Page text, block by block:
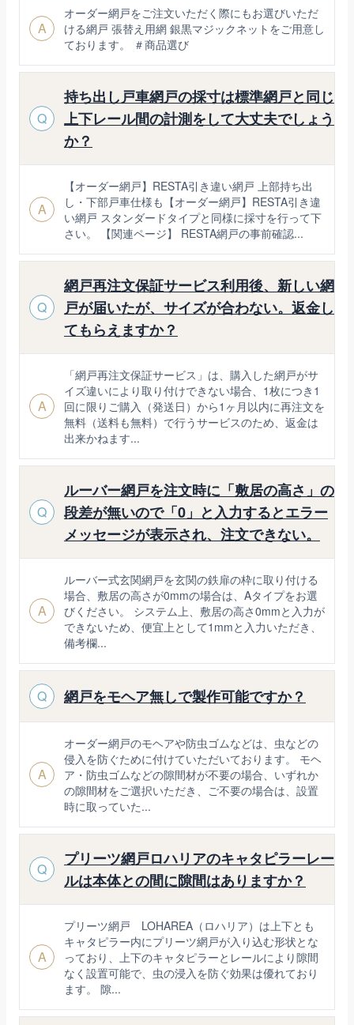
A
オーダー網戸をご注文いただく際にもお選びいただ
ける網戸 張替え用網 銀黒マジックネットをご用意し
ております。 ＃商品選び
Q
持ち出し戸車網戸の採寸は標準網戸と同じ
上下レール間の計測をして大丈夫でしょう
か？
A
【オーダー網戸】RESTA引き違い網戸 上部持ち出
し・下部戸車仕様も【オーダー網戸】RESTA引き違
い網戸 スタンダードタイプと同様に採寸を行って下
さい。 【関連ページ】 RESTA網戸の事前確認...
Q
網戸再注文保証サービス利用後、新しい網
戸が届いたが、サイズが合わない。返金し
てもらえますか？
A
「網戸再注文保証サービス」は、購入した網戸がサ
イズ違いにより取り付けできない場合、1枚につき1
回に限りご購入（発送日）から1ヶ月以内に再注文を
無料（送料も無料）で行うサービスのため、返金は
出来かねます...
Q
ルーバー網戸を注文時に「敷居の高さ」の
段差が無いので「0」と入力するとエラー
メッセージが表示され、注文できない。
A
ルーバー式玄関網戸を玄関の鉄扉の枠に取り付ける
場合、敷居の高さが0mmの場合は、Aタイプをお選
びください。 システム上、敷居の高さ0mmと入力が
できないため、便宜上として1mmと入力いただき、
備考欄...
Q 網戸をモヘア無しで製作可能ですか？
A
オーダー網戸のモヘアや防虫ゴムなどは、虫などの
侵入を防ぐために付けていただいております。 モヘ
ア・防虫ゴムなどの隙間材が不要の場合、いずれか
の隙間材をご選択いただき、ご不要の場合は、設置
時に取っていた...
Q
プリーツ網戸ロハリアのキャタピラーレー
ルは本体との間に隙間はありますか？
A
プリーツ網戸 LOHAREA（ロハリア）は上下とも
キャタピラー内にプリーツ網戸が入り込む形状とな
っており、上下のキャタピラーとレールにより隙間
なく設置可能で、虫の浸入を防ぐ効果は優れており
ます。 隙...